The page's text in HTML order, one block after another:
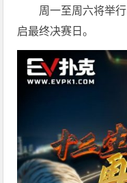
周一至周六将举
启最终决赛日。